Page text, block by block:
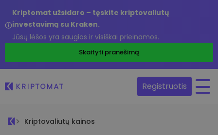
Kriptomat užsidaro – tęskite kriptovaliutų
investavimą su Kraken.
Jūsų lėšos yra saugios ir visiškai prieinamos.
Skaityti pranešimą
Registruotis
Kriptovaliutų kainos